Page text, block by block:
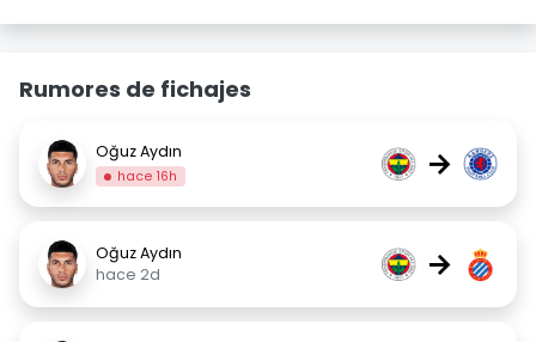
Rumores de fichajes
Oğuz Aydın
hace 16h →
Oğuz Aydın
hace 2d
→